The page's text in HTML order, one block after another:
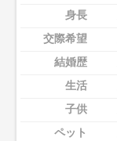
身長
交際希望
結婚歴
生活
子供
ペット